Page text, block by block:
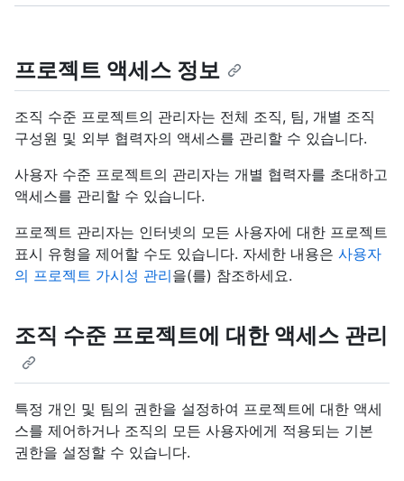
프로젝트 액세스 정보
조직 수준 프로젝트의 관리자는 전체 조직, 팀, 개별 조직
구성원 및 외부 협력자의 액세스를 관리할 수 있습니다.
사용자 수준 프로젝트의 관리자는 개별 협력자를 초대하고
액세스를 관리할 수 있습니다.
프로젝트 관리자는 인터넷의 모든 사용자에 대한 프로젝트
표시 유형을 제어할 수도 있습니다. 자세한 내용은 사용자
의 프로젝트 가시성 관리을(를) 참조하세요.
조직 수준 프로젝트에 대한 액세스 관리
특정 개인 및 팀의 권한을 설정하여 프로젝트에 대한 액세
스를 제어하거나 조직의 모든 사용자에게 적용되는 기본
권한을 설정할 수 있습니다.